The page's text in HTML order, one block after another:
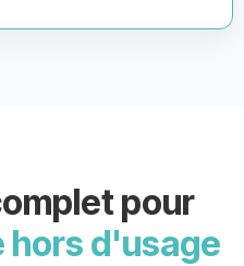
pour
hors d'usage